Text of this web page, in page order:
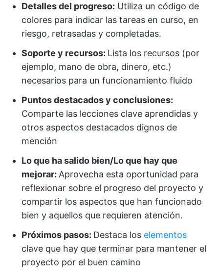
Detalles del progreso: Utiliza un código de
colores para indicar las tareas en curso, en
riesgo, retrasadas y completadas.
Soporte y recursos: Lista los recursos (por
ejemplo, mano de obra, dinero, etc.)
necesarios para un funcionamiento fluido
Puntos destacados y conclusiones:
Comparte las lecciones clave aprendidas y
otros aspectos destacados dignos de
mención
Lo que ha salido bien/Lo que hay que
mejorar: Aprovecha esta oportunidad para
reflexionar sobre el progreso del proyecto y
compartir los aspectos que han funcionado
bien y aquellos que requieren atención.
Próximos pasos: Destaca los elementos
clave que hay que terminar para mantener el
proyecto por el buen camino